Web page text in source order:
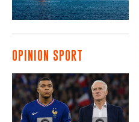
OPINION SPORT